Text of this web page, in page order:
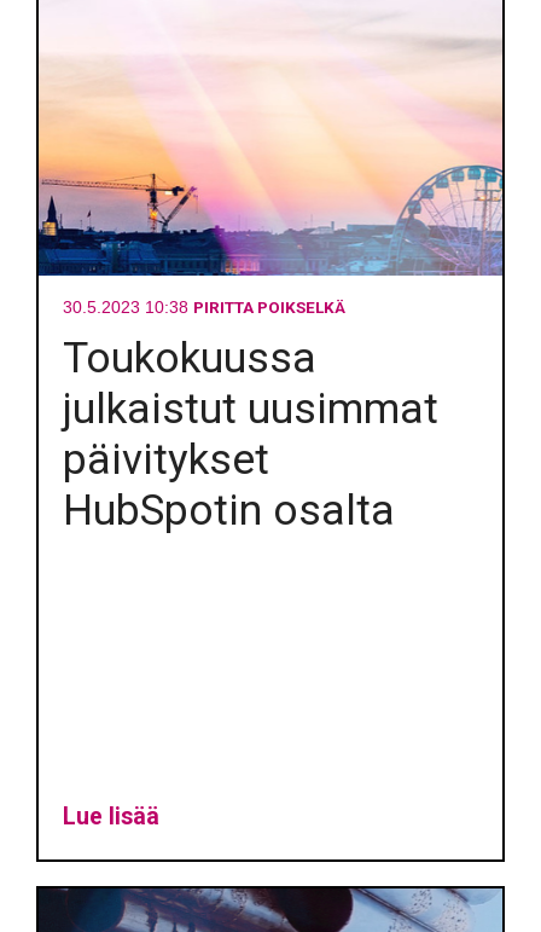
30.5.2023 10:38 PIRITTA POIKSELKÄ
Toukokuussa
julkaistut uusimmat
päivitykset
HubSpotin osalta
Lue lisää